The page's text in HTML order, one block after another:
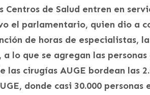
Centros de Salud entren en
el parlamentario, quien dio a
de horas de especialistas,
a lo que se agregan las
las cirugías AUGE bordean las
donde casi 30.000